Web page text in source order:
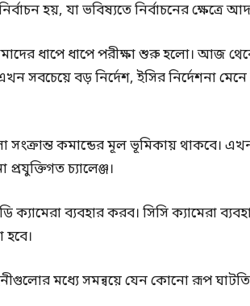
হয়, যা ভবিষ্যতে নির্বাচনের ক্ষেত্রে
ধাপে ধাপে পরীক্ষা শুরু হলো। আজ
সবচেয়ে বড় নির্দেশ, ইসির নির্দেশনা
সংক্রান্ত কমান্ডের মূল ভূমিকায় থাকবে।
চ্যালেঞ্জ।
ক্যামেরা ব্যবহার করব। সিসি ক্যামেরা
মধ্যে সমন্বয়ে যেন কোনো রূপ